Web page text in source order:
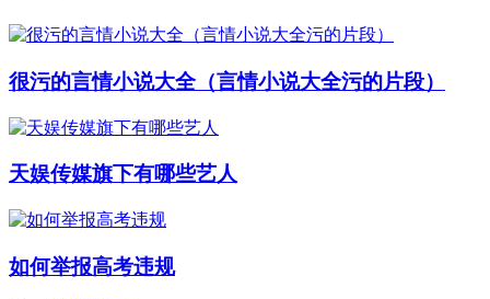
很污的言情小说大全（言情小说大全污的片段）
天娱传媒旗下有哪些艺人
如何举报高考违规